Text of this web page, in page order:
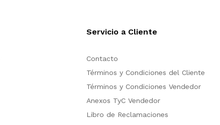
Servicio a Cliente
Contacto
Términos y Condiciones del Cliente
Términos y Condiciones Vendedor
Anexos TyC Vendedor
Libro de Reclamaciones